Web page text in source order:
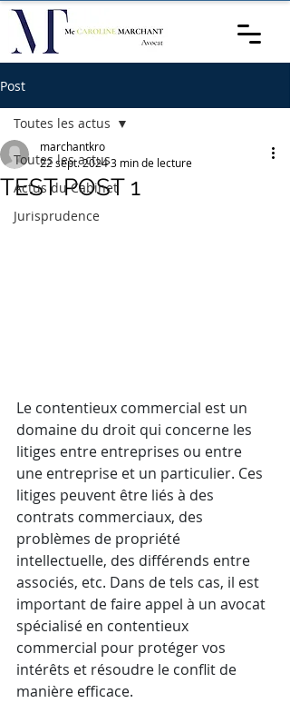
Post
Toutes les actus
Actus du Cabinet
Jurisprudence
Toutes les actus
TEST POST 1
marchantkro
22 sept. 20243 min de lecture
Le contentieux commercial est un
domaine du droit qui concerne les
litiges entre entreprises ou entre
une entreprise et un particulier. Ces
litiges peuvent être liés à des
contrats commerciaux, des
problèmes de propriété
intellectuelle, des différends entre
associés, etc. Dans de tels cas, il est
important de faire appel à un avocat
spécialisé en contentieux
commercial pour protéger vos
intérêts et résoudre le conflit de
manière efficace.